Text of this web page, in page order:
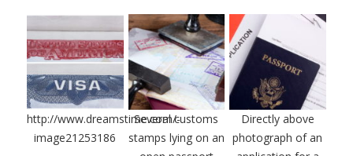
http://www.dreamstime.com/-
image21253186
Several customs
stamps lying on an
Directly above
photograph of an